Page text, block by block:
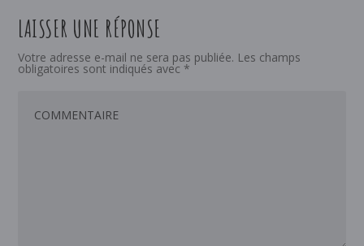
LAISSER UNE RÉPONSE
Votre adresse e-mail ne sera pas publiée. Les champs
obligatoires sont indiqués avec *